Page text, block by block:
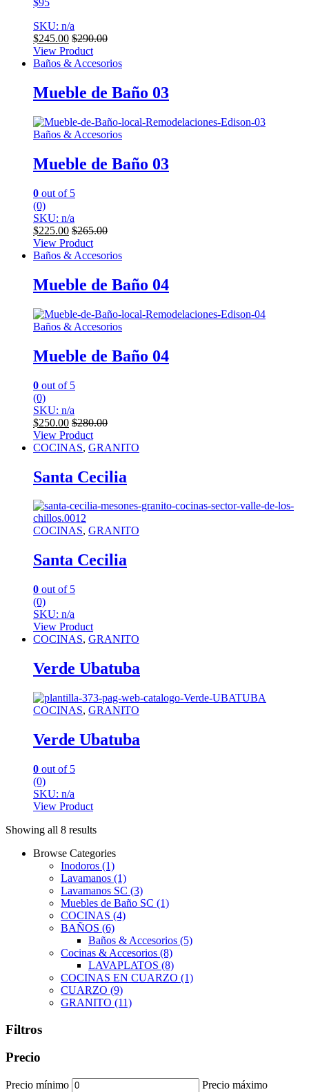
$95
SKU: n/a
$245.00 $290.00
View Product
Baños & Accesorios
Mueble de Baño 03
Baños & Accesorios
Mueble de Baño 03
0 out of 5
(0)
SKU: n/a
$225.00 $265.00
View Product
Baños & Accesorios
Mueble de Baño 04
Baños & Accesorios
Mueble de Baño 04
0 out of 5
(0)
SKU: n/a
$250.00 $280.00
View Product
COCINAS, GRANITO
Santa Cecilia
COCINAS, GRANITO
Santa Cecilia
0 out of 5
(0)
SKU: n/a
View Product
COCINAS, GRANITO
Verde Ubatuba
COCINAS, GRANITO
Verde Ubatuba
0 out of 5
(0)
SKU: n/a
View Product
Showing all 8 results
Browse Categories
Inodoros (1)
Lavamanos (1)
Lavamanos SC (3)
Muebles de Baño SC (1)
COCINAS (4)
BAÑOS (6)
Baños & Accesorios (5)
Cocinas & Accesorios (8)
LAVAPLATOS (8)
COCINAS EN CUARZO (1)
CUARZO (9)
GRANITO (11)
Filtros
Precio
Precio mínimo Precio máximo